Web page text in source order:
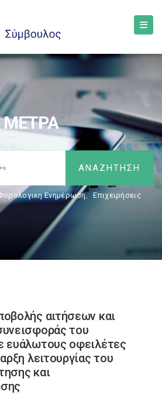
ΜΕΤΡΑ
Ενημέρωση, Επιχειρήσεις
αιτήσεων και
του
ευάλωτους οφειλέτες
λειτουργίας του
και